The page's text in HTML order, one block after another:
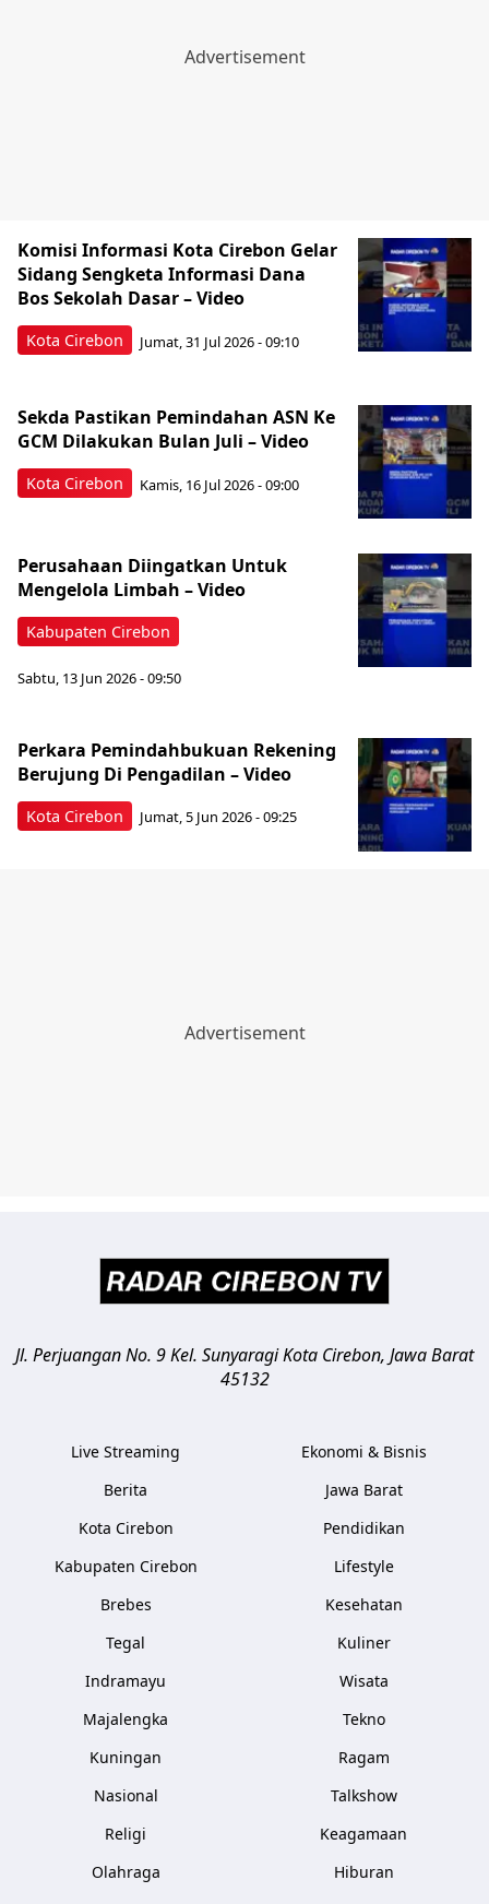
Kota Cirebon
Komisi Informasi Kota Cirebon Gelar
Sidang Sengketa Informasi Dana
Bos Sekolah Dasar – Video
Jumat, 31 Jul 2026 - 09:10
Kota Cirebon
Sekda Pastikan Pemindahan ASN Ke
GCM Dilakukan Bulan Juli – Video
Kamis, 16 Jul 2026 - 09:00
Kabupaten Cirebon
Perusahaan Diingatkan Untuk
Mengelola Limbah – Video
Sabtu, 13 Jun 2026 - 09:50
Kota Cirebon
Perkara Pemindahbukuan Rekening
Berujung Di Pengadilan – Video
Jumat, 5 Jun 2026 - 09:25
Jl. Perjuangan No. 9 Kel. SunyaragiKota Cirebon, Jawa Barat
45132
Live Streaming
Berita
Kota Cirebon
Kabupaten Cirebon
Brebes
Tegal
Indramayu
Majalengka
Kuningan
Nasional
Religi
Olahraga
Ekonomi & Bisnis
Jawa Barat
Pendidikan
Lifestyle
Kesehatan
Kuliner
Wisata
Tekno
Ragam
Talkshow
Keagamaan
Hiburan